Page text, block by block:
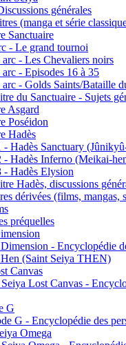
générales
(manga et série
Sanctuaire
- Le grand tournoi
arc - Les Chevaliers noirs
arc - Episodes 16 à 35
arc - Golds Saints/Bataille
du Sanctuaire - Sujets
Asgard
Poséidon
Hadès
- Hadès Sanctuary
- Hadès Inferno (Meikai-
- Hadès Elysion
Hadès, discussions
dérivées (films, mangas,
préquelles
- Encyclopédie
(Saint Seiya THEN)
Canvas
Lost Canvas -
G
G - Encyclopédie des
Omega